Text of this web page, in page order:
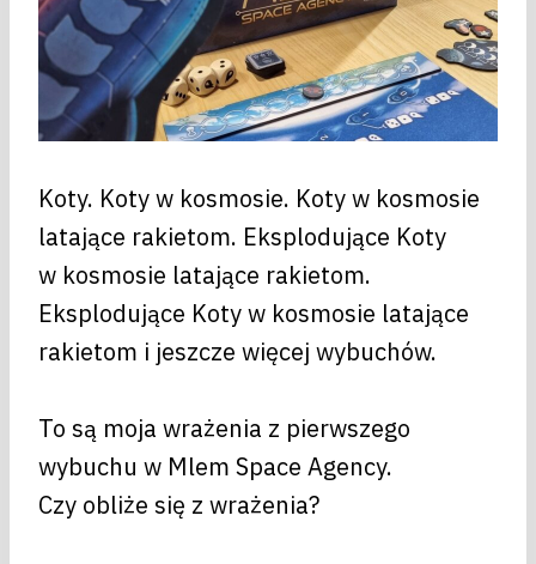
Koty. Koty w kosmosie. Koty w kosmosie
latające rakietom. Eksplodujące Koty
w kosmosie latające rakietom.
Eksplodujące Koty w kosmosie latające
rakietom i jeszcze więcej wybuchów.
To są moja wrażenia z pierwszego
wybuchu w Mlem Space Agency.
Czy obliże się z wrażenia?